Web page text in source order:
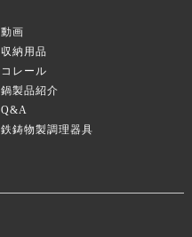
動画
収納用品
コレール
鍋製品紹介
Q&A
鉄鋳物製調理器具